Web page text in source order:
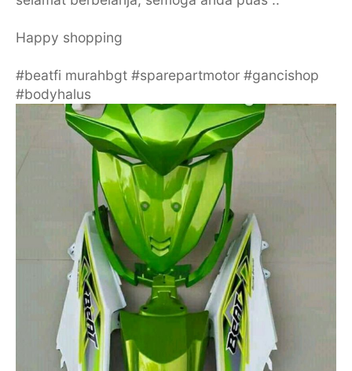
Happy shopping
#beatfi murahbgt #sparepartmotor #gancishop
#bodyhalus